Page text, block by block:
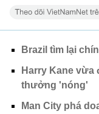
Brazil tìm lại
Harry Kane vừa
thưởng 'nóng'
Man City phá